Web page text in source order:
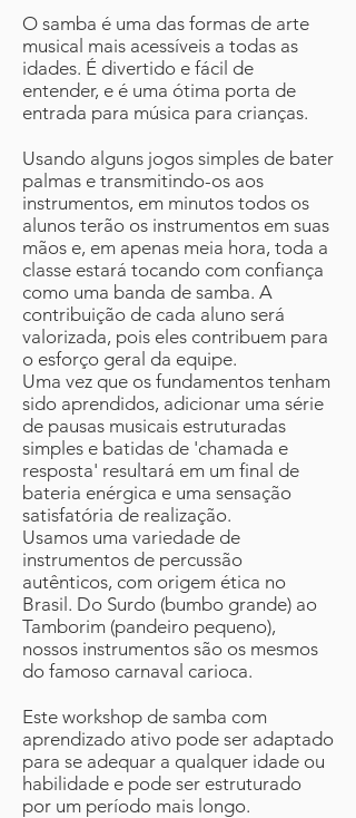
O samba é uma das formas de arte
musical mais acessíveis a todas as
idades. É divertido e fácil de
entender, e é uma ótima porta de
entrada para música para crianças.
Usando alguns jogos simples de bater
palmas e transmitindo-os aos
instrumentos, em minutos todos os
alunos terão os instrumentos em suas
mãos e, em apenas meia hora, toda a
classe estará tocando com confiança
como uma banda de samba. A
contribuição de cada aluno será
valorizada, pois eles contribuem para
o esforço geral da equipe.
Uma vez que os fundamentos tenham
sido aprendidos, adicionar uma série
de pausas musicais estruturadas
simples e batidas de 'chamada e
resposta' resultará em um final de
bateria enérgica e uma sensação
satisfatória de realização.
Usamos uma variedade de
instrumentos de percussão
autênticos, com origem ética no
Brasil. Do Surdo (bumbo grande) ao
Tamborim (pandeiro pequeno),
nossos instrumentos são os mesmos
do famoso carnaval carioca.
Este workshop de samba com
aprendizado ativo pode ser adaptado
para se adequar a qualquer idade ou
habilidade e pode ser estruturado
por um período mais longo.